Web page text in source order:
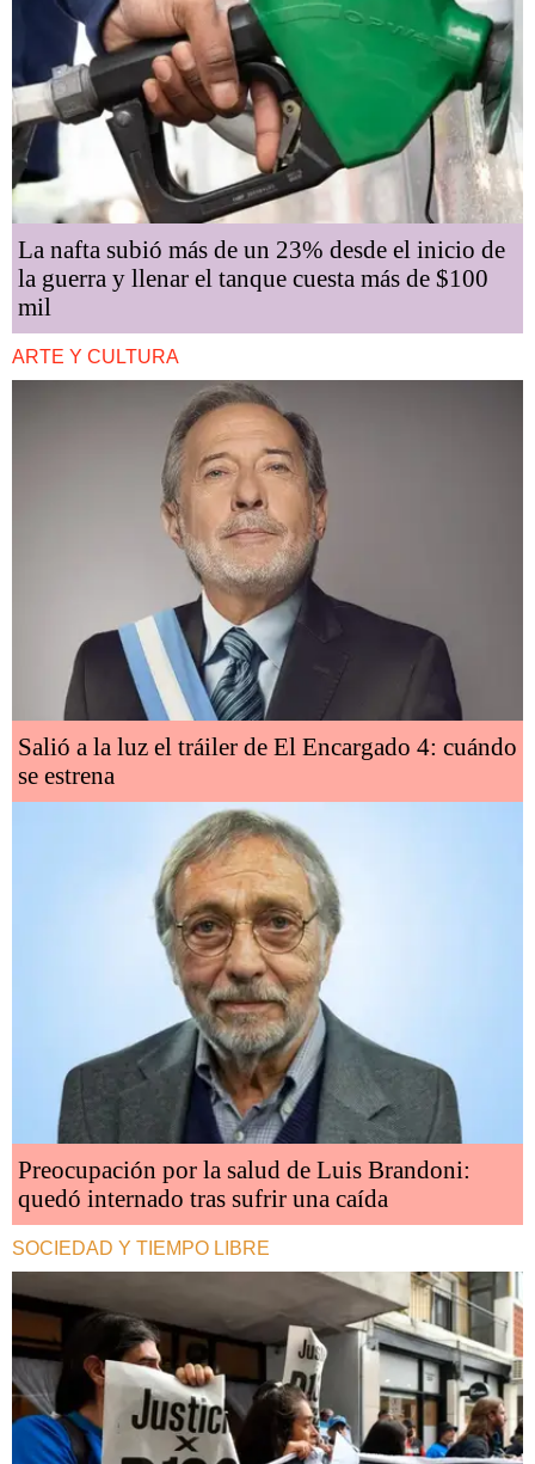
La nafta subió más de un 23% desde el inicio de
la guerra y llenar el tanque cuesta más de $100
mil
ARTE Y CULTURA
Salió a la luz el tráiler de El Encargado 4: cuándo
se estrena
Preocupación por la salud de Luis Brandoni:
quedó internado tras sufrir una caída
SOCIEDAD Y TIEMPO LIBRE